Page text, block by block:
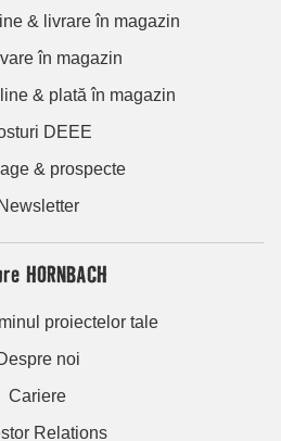
& livrare în magazin
în magazin
& plată în magazin
DEEE
& prospecte
Newsletter
HORNBACH
proiectelor tale
noi
Cariere
Relations